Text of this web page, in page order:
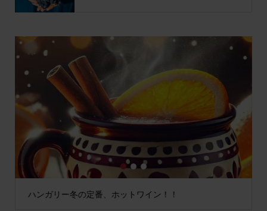
ハンガリー冬の定番、ホットワイン！！
1 2 3